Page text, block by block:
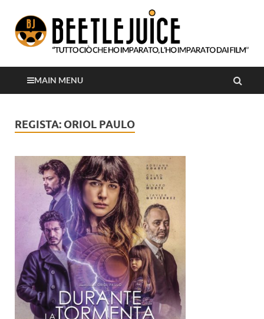
Beetlejuice
MAIN MENU
REGISTA: ORIOL PAULO